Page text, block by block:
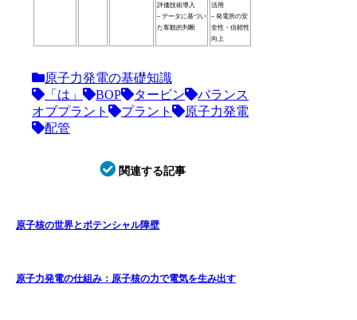
評価技術導入
– データに基づい
た客観的判断
活用
– 発電所の安
全性・信頼性
向上
原子力発電の基礎知識
「は」
BOP タービン
バランス
オブプラント
プラント
原子力発電
配管
関連する記事
原子核の世界とポテンシャル障壁
原子力発電の仕組み：原子核の力で電気を生み出す